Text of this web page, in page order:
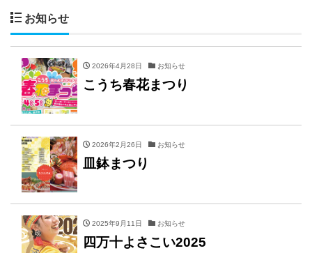
お知らせ
2026年4月28日 お知らせ
こうち春花まつり
2026年2月26日 お知らせ
皿鉢まつり
2025年9月11日 お知らせ
四万十よさこい2025